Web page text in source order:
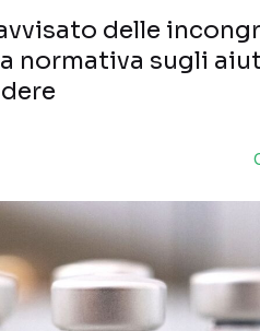
delle
normativa sugli